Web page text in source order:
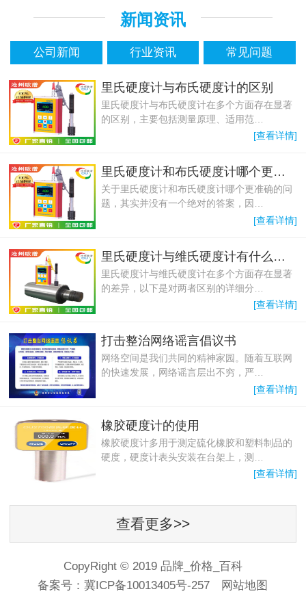
新闻资讯
公司新闻 行业资讯 常见问题
里氏硬度计与布氏硬度计的区别
里氏硬度计与布氏硬度计在多个方面存在显著
的区别，主要包括测量原理、适用范…
[查看详情]
里氏硬度计和布氏硬度计哪个更准确
关于里氏硬度计和布氏硬度计哪个更准确的问
题，其实并没有一个绝对的答案，因…
[查看详情]
里氏硬度计与维氏硬度计有什么区别
里氏硬度计与维氏硬度计在多个方面存在显著
的差异，以下是对两者区别的详细分…
[查看详情]
打击整治网络谣言倡议书
网络空间是我们共同的精神家园。随着互联网
的快速发展，网络谣言层出不穷，严…
[查看详情]
橡胶硬度计的使用
橡胶硬度计多用于测定硫化橡胶和塑料制品的
硬度，硬度计表头安装在台架上，测…
[查看详情]
查看更多>>
CopyRight © 2019 品牌_价格_百科
备案号：冀ICP备10013405号-257 网站地图